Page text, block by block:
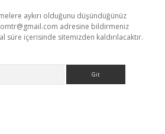
aykırı olduğunu düşündüğünüz
adresine bildirmeniz
süre içerisinde sitemizden kaldırılacaktır.